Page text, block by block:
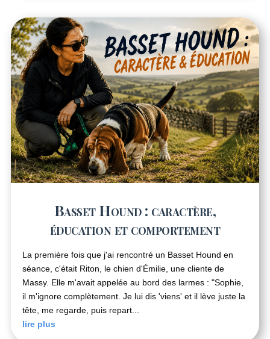
Basset Hound : caractère,
éducation et comportement
La première fois que j'ai rencontré un Basset Hound en
séance, c'était Riton, le chien d'Émilie, une cliente de
Massy. Elle m'avait appelée au bord des larmes : "Sophie,
il m'ignore complètement. Je lui dis 'viens' et il lève juste la
tête, me regarde, puis repart...
lire plus